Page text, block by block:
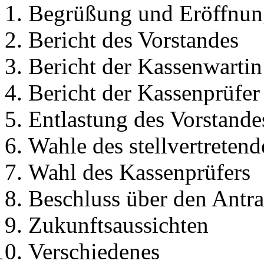
Begrüßung und
Bericht des Vorstandes
Bericht der Kassenwartin
Bericht der Kassenprüfer
Entlastung des
Wahle des
Wahl des Kassenprüfers
Beschluss über den
Zukunftsaussichten
Verschiedenes